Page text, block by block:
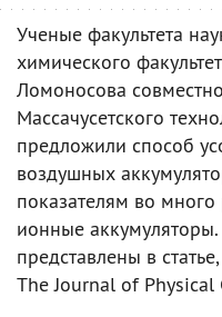
Ученые факультета
химического
Ломоносова
Массачусетского
предложили способ
воздушных
показателям во
ионные аккумуляторы.
представлены в статье,
The Journal of Physical